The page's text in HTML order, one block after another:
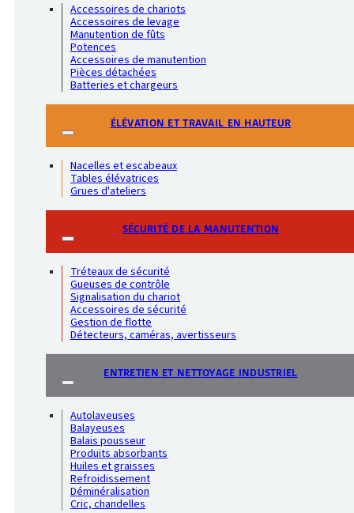
Accessoires de chariots
Accessoires de levage
Manutention de fûts
Potences
Accessoires de manutention
Pièces détachées
Batteries et chargeurs
ÉLÉVATION ET TRAVAIL EN HAUTEUR
Nacelles et escabeaux
Tables élévatrices
Grues d'ateliers
SÉCURITÉ DE LA MANUTENTION
Tréteaux de sécurité
Gueuses de contrôle
Signalisation du chariot
Accessoires de sécurité
Gestion de flotte
Détecteurs, caméras, avertisseurs
ENTRETIEN ET NETTOYAGE INDUSTRIEL
Autolaveuses
Balayeuses
Balais pousseur
Produits absorbants
Huiles et graisses
Refroidissement
Déminéralisation
Cric, chandelles